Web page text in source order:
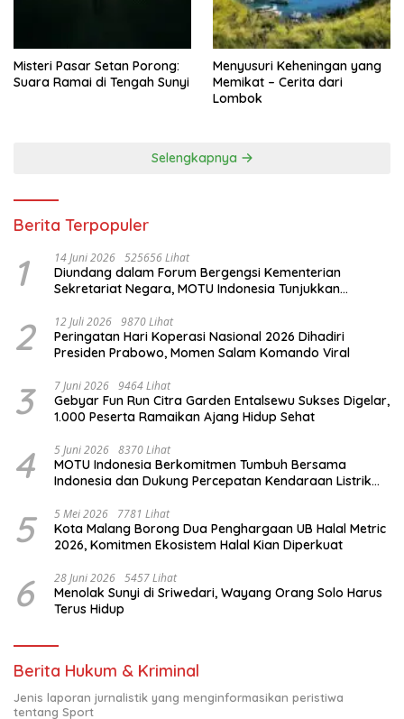
Misteri Pasar Setan Porong:
Suara Ramai di Tengah Sunyi
Menyusuri Keheningan yang
Memikat – Cerita dari
Lombok
Selengkapnya
Berita Terpopuler
1 14 Juni 2026 525656 Lihat
Diundang dalam Forum Bergengsi Kementerian
Sekretariat Negara, MOTU Indonesia Tunjukkan
2 12 Juli 2026 9870 Lihat
Peringatan Hari Koperasi Nasional 2026 Dihadiri
Presiden Prabowo, Momen Salam Komando Viral
3 7 Juni 2026 9464 Lihat
Gebyar Fun Run Citra Garden Entalsewu Sukses Digelar,
1.000 Peserta Ramaikan Ajang Hidup Sehat
4 5 Juni 2026 8370 Lihat
MOTU Indonesia Berkomitmen Tumbuh Bersama
Indonesia dan Dukung Percepatan Kendaraan Listrik
5 5 Mei 2026 7781 Lihat
Kota Malang Borong Dua Penghargaan UB Halal Metric
2026, Komitmen Ekosistem Halal Kian Diperkuat
6 28 Juni 2026 5457 Lihat
Menolak Sunyi di Sriwedari, Wayang Orang Solo Harus
Terus Hidup
Berita Hukum & Kriminal
Jenis laporan jurnalistik yang menginformasikan peristiwa
tentang Sport